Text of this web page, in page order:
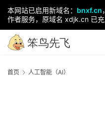
本网站已启用新域名： bnxf.cn
作者服务，原域名 xdjk.cn 已充
首页 人工智能（AI）